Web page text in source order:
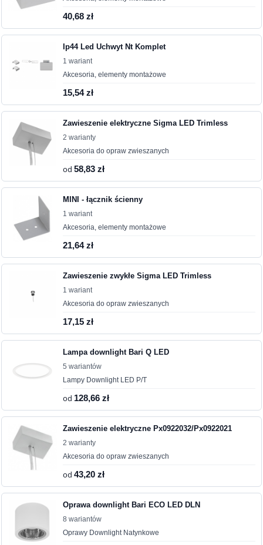
40,68 zł
Ip44 Led Uchwyt Nt Komplet
1 wariant
Akcesoria, elementy montażowe
15,54 zł
Zawieszenie elektryczne Sigma LED Trimless
2 warianty
Akcesoria do opraw zwieszanych
od58,83 zł
MINI - łącznik ścienny
1 wariant
Akcesoria, elementy montażowe
21,64 zł
Zawieszenie zwykłe Sigma LED Trimless
1 wariant
Akcesoria do opraw zwieszanych
17,15 zł
Lampa downlight Bari Q LED
5 wariantów
Lampy Downlight LED P/T
od 128,66 zł
Zawieszenie elektryczne Px0922032/Px0922021
2 warianty
Akcesoria do opraw zwieszanych
od43,20 zł
Oprawa downlight Bari ECO LED DLN
8 wariantów
Oprawy Downlight Natynkowe